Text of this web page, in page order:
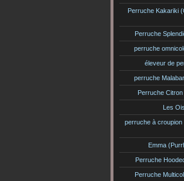
Perruche Kakariki
Perruche
perruche
éleveur de
perruche
Perruche
Les
perruche à
Emma
Perruche
Perruche